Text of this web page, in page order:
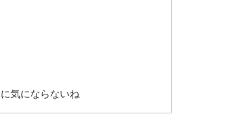
気にならないね